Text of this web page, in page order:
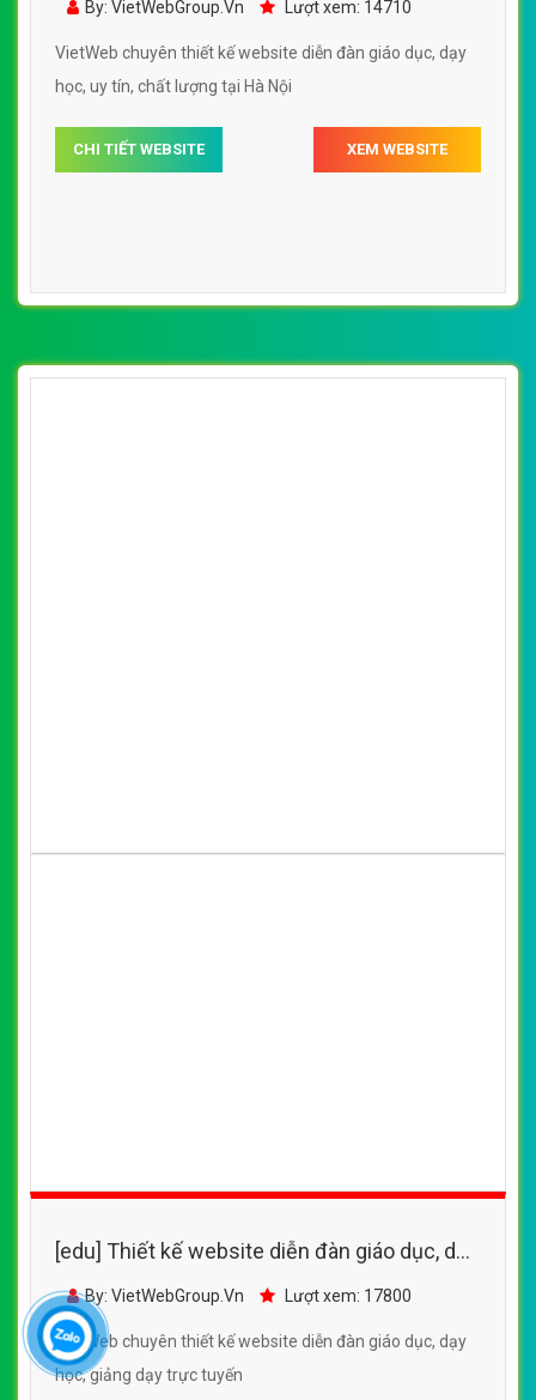
By: VietWebGroup.Vn Lượt xem: 14710
VietWeb chuyên thiết kế website diễn đàn giáo dục, dạy
học, uy tín, chất lượng tại Hà Nội
CHI TIẾT WEBSITE XEM WEBSITE
[edu] Thiết kế website diễn đàn giáo dục, dạy
học, giảng dạy trực tuyến
By: VietWebGroup.Vn Lượt xem: 17800
VietWeb chuyên thiết kế website diễn đàn giáo dục, dạy
học, giảng dạy trực tuyến